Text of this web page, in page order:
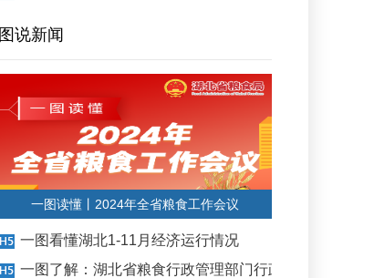
图说新闻
一图读懂丨2024年全省粮食工作会议
一图看懂湖北1-11月经济运行情况
一图了解：湖北省粮食行政管理部门行政处罚裁量权